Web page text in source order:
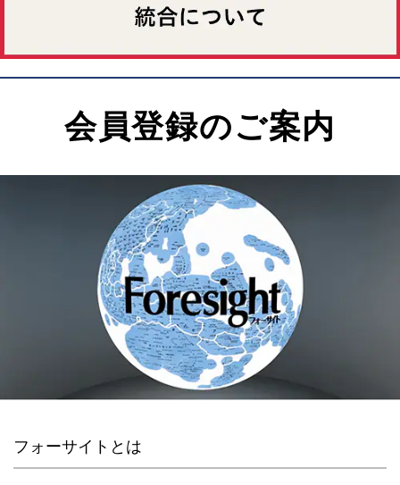
会員登録のご案内
フォーサイトとは